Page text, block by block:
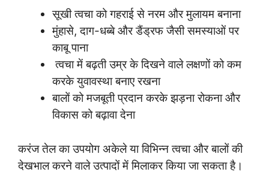
सूखी त्वचा को गहराई से नरम और मुलायम बनाना
मुंहासे, दाग-धब्बे और डैंड्रफ जैसी समस्याओं पर
काबू पाना
त्वचा में बढ़ती उम्र के दिखने वाले लक्षणों को कम
करके युवावस्था बनाए रखना
बालों को मजबूती प्रदान करके झड़ना रोकना और
विकास को बढ़ावा देना
करंज तेल का उपयोग अकेले या विभिन्न त्वचा और बालों की
देखभाल करने वाले उत्पादों में मिलाकर किया जा सकता है।